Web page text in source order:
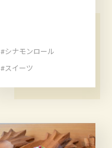
#シナモンロール
#スイーツ